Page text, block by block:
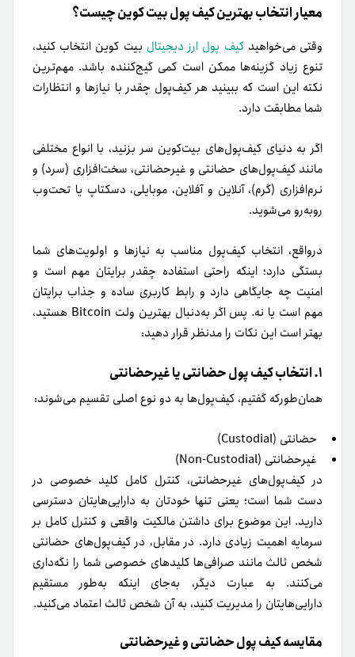
معیار انتخاب بهترین کیف پول بیت کوین چیست؟
وقتی می‌خواهیدکیف پول ارز دیجیتال بیت کوین انتخاب کنید،
تنوع زیاد گزینه‌ها ممکن است کمی گیج‌کننده باشد. مهم‌ترین
نکته این است که ببینید هر کیف‌پول چقدر با نیازها و انتظارات
شما مطابقت دارد.
اگر به دنیای کیف‌پول‌های بیت‌کوین سر بزنید، با انواع مختلفی
مانند کیف‌پول‌های حضانتی و غیرحضانتی، سخت‌افزاری (سرد) و
نرم‌افزاری (گرم)، آنلاین و آفلاین، موبایلی، دسکتاپ یا تحت‌وب
روبه‌رو می‌شوید.
درواقع، انتخاب کیف‌پول مناسب به نیازها و اولویت‌های شما
بستگی دارد؛ اینکه راحتی استفاده چقدر برایتان مهم است و
امنیت چه جایگاهی دارد و رابط کاربری ساده و جذاب برایتان
مهم است یا نه. پس اگر به‌دنبال بهترین ولت Bitcoin هستید،
بهتر است این نکات را مدنظر قرار دهید:
۱. انتخاب کیف پول حضانتی یا غیرحضانتی
همان‌طور‌که گفتیم، کیف‌پول‌ها به دو نوع اصلی تقسیم می‌شوند:
حضانتی (Custodial)
غیرحضانتی (Non-Custodial)
در کیف‌پول‌های غیر‌حضانتی، کنترل کامل کلید خصوصی در
دست شما است؛ یعنی تنها خودتان به دارایی‌هایتان دسترسی
دارید. این موضوع برای داشتن مالکیت واقعی و کنترل کامل بر
سرمایه اهمیت زیادی دارد. در مقابل، در کیف‌پول‌های حضانتی
شخص ثالث مانند صرافی‌ها کلیدهای خصوصی شما را نگه‌داری
می‌کنند. به عبارت دیگر، به‌‌جای اینکه به‌طور مستقیم
دارایی‌هایتان را مدیریت کنید، به آن شخص ثالث اعتماد می‌کنید.
مقایسه کیف پول حضانتی و غیرحضانتی